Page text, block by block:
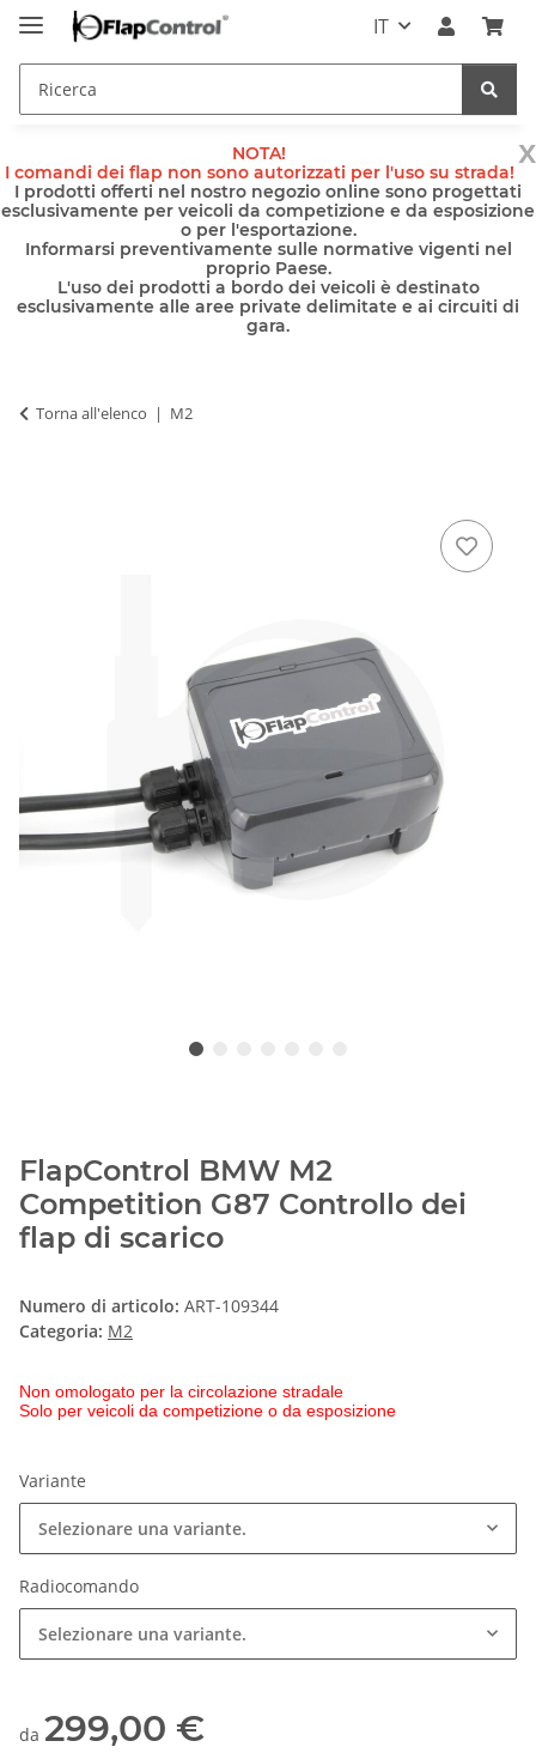
IT
x
NOTA!
I comandi dei flap non sono autorizzati per l'uso su strada!
I prodotti offerti nel nostro negozio online sono progettati
esclusivamente per veicoli da competizione e da esposizione
o per l'esportazione.
Informarsi preventivamente sulle normative vigenti nel
proprio Paese.
L'uso dei prodotti a bordo dei veicoli è destinato
esclusivamente alle aree private delimitate e ai circuiti di
gara.
Torna all'elenco M2
FlapControl BMW M2
Competition G87 Controllo dei
flap di scarico
Numero di articolo: ART-109344
Categoria: M2
Non omologato per la circolazione stradale
Solo per veicoli da competizione o da esposizione
Variante
Selezionare una variante.
Radiocomando
Selezionare una variante.
da 299,00 €